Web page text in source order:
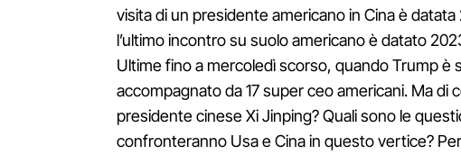
visita di un presidente americano in Cina è datata
l’ultimo incontro su suolo americano è datato
Ultime fino a mercoledì scorso, quando Trump è
accompagnato da 17 super ceo americani. Ma di
presidente cinese Xi Jinping? Quali sono le
confronteranno Usa e Cina in questo vertice?